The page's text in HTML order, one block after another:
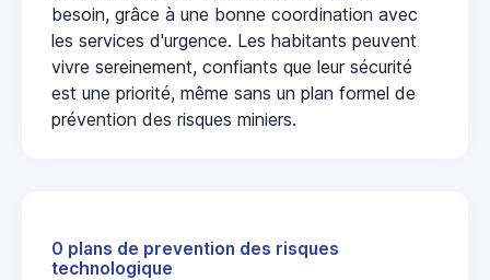
besoin, grâce à une bonne coordination avec
les services d'urgence. Les habitants peuvent
vivre sereinement, confiants que leur sécurité
est une priorité, même sans un plan formel de
prévention des risques miniers.
0 plans de prevention des risques
technologique